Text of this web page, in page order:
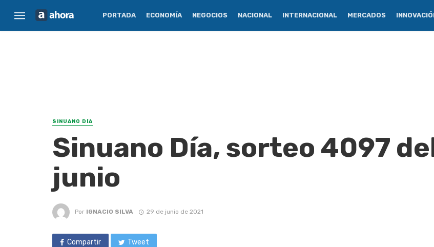
PORTADA ECONOMÍA NEGOCIOS NACIONAL INTERNACIONAL MERCADOS
SINUANO DÍA
Sinuano Día, sorteo 4097
junio
Por IGNACIO SILVA 29 de junio de 2021
Compartir Tweet